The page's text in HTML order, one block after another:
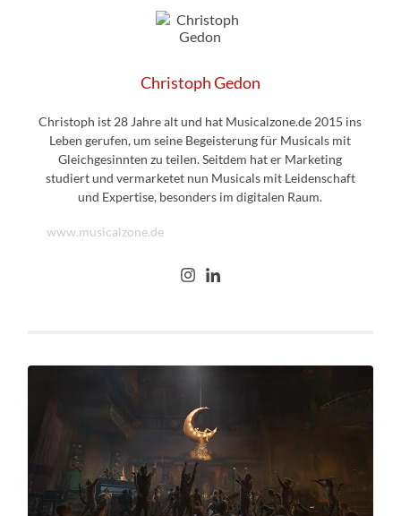
Christoph Gedon
Christoph ist 28 Jahre alt und hat Musicalzone.de 2015 ins
Leben gerufen, um seine Begeisterung für Musicals mit
Gleichgesinnten zu teilen. Seitdem hat er Marketing
studiert und vermarketet nun Musicals mit Leidenschaft
und Expertise, besonders im digitalen Raum.
www.musicalzone.de